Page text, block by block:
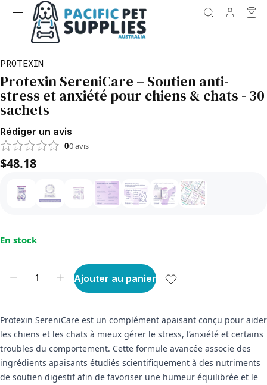
PROTEXIN
Protexin SereniCare – Soutien anti-
stress et anxiété pour chiens & chats - 30
sachets
Rédiger un avis
00avis
$48.18
En stock
Ajouter au panier
Protexin SereniCare est un complément apaisant conçu pour aider
les chiens et les chats à mieux gérer le stress, l’anxiété et certains
troubles du comportement. Cette formule avancée associe des
ingrédients apaisants étudiés scientifiquement à des nutriments
de soutien digestif afin de favoriser une humeur équilibrée et le